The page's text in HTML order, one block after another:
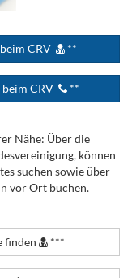
CRV **
CRV **
Nähe: Über die
können
suchen sowie über
vor Ort buchen.
finden ***